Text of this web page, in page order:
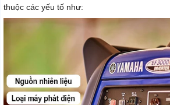
thuộc các yếu tố như: